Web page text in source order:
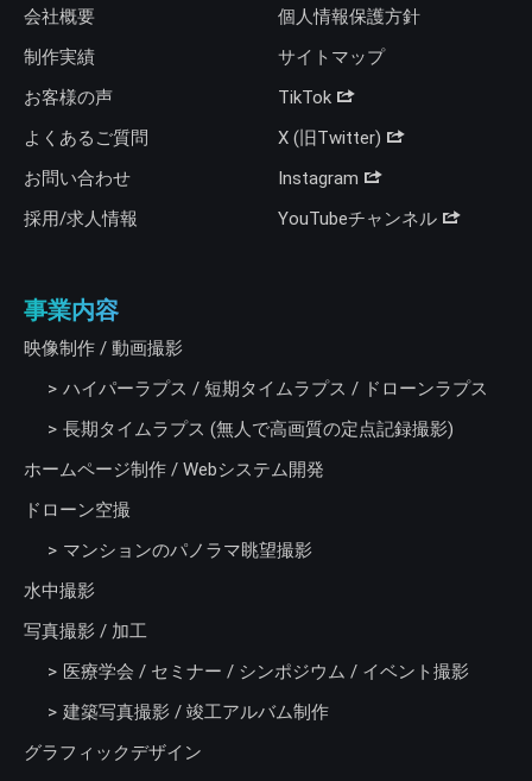
会社概要
制作実績
お客様の声
よくあるご質問
お問い合わせ
採用/求人情報
個人情報保護方針
サイトマップ
TikTok
X (旧Twitter)
Instagram
YouTubeチャンネル
事業内容
映像制作 / 動画撮影
ハイパーラプス / 短期タイムラプス / ドローンラプス
長期タイムラプス (無人で高画質の定点記録撮影)
ホームページ制作 / Webシステム開発
ドローン空撮
マンションのパノラマ眺望撮影
水中撮影
写真撮影 / 加工
医療学会 / セミナー / シンポジウム / イベント撮影
建築写真撮影 / 竣工アルバム制作
グラフィックデザイン